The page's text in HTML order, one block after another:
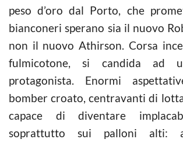
peso d’oro dal Porto, che
bianconeri sperano sia il nuovo
non il nuovo Athirson. Corsa
fulmicotone, si candida ad
protagonista. Enormi
bomber croato, centravanti di
capace di diventare
soprattutto sui palloni alti: